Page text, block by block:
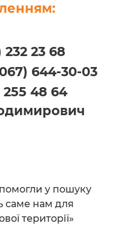
23 68
644-30-03
48 64
у пошуку
саме нам для
території»